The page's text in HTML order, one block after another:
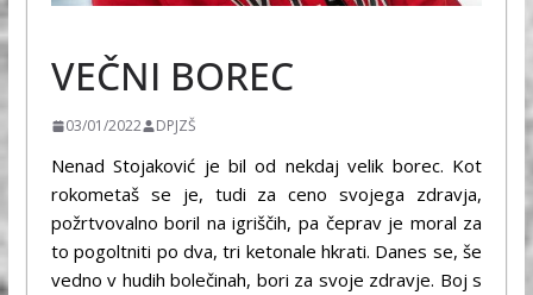
VEČNI BOREC
03/01/2022 DPJZŠ
Nenad Stojaković je bil od nekdaj velik borec. Kot
rokometaš se je, tudi za ceno svojega zdravja,
požrtvovalno boril na igriščih, pa čeprav je moral za
to pogoltniti po dva, tri ketonale hkrati. Danes se, še
vedno v hudih bolečinah, bori za svoje zdravje. Boj s